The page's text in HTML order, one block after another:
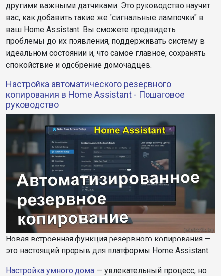
другими важными датчиками. Это руководство научит
вас, как добавить такие же "сигнальные лампочки" в
ваш Home Assistant. Вы сможете предвидеть
проблемы до их появления, поддерживать систему в
идеальном состоянии и, что самое главное, сохранять
спокойствие и одобрение домочадцев.
Настройка автоматического резервного
копирования в Home Assistant - Пошаговое
руководство
Новая встроенная функция резервного копирования —
это настоящий прорыв для платформы Home Assistant.
Настройка умного дома — увлекательный процесс, но